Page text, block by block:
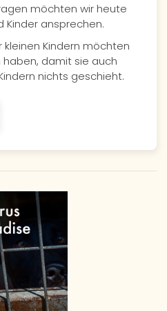
möchten wir heute
Kinder ansprechen.
kleinen Kindern möchten
damit sie auch
nichts geschieht.